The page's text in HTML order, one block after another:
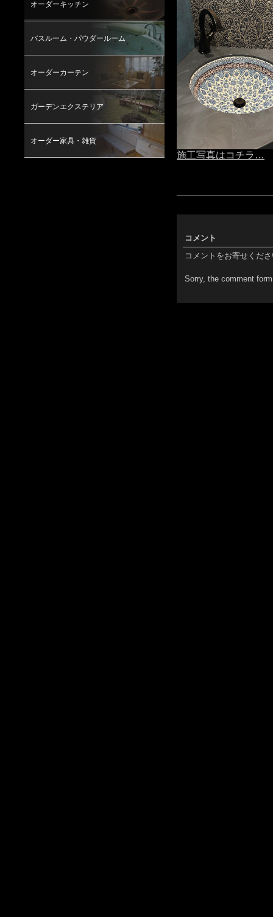
オーダーキッチン
バスルーム・パウダールーム
オーダーカーテン
ガーデンエクステリア
オーダー家具・雑貨
施工写真はコチラ…
コメント
コメントをお寄せくだ
Sorry, the comment